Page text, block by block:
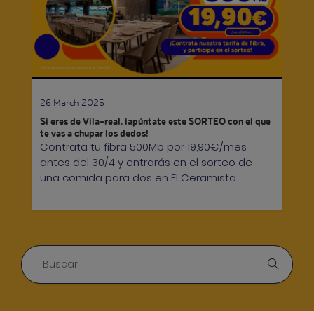
26 March 2025
Si eres de Vila-real, ¡apúntate este SORTEO con el que
te vas a chupar los dedos!
Contrata tu fibra 500Mb por 19,90€/mes
antes del 30/4 y entrarás en el sorteo de
una comida para dos en El Ceramista